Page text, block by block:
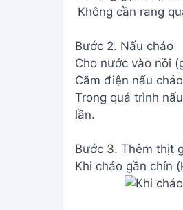
Bước 2. Nấu cháo
Cho nước vào nồi
Cắm điện nấu
Trong quá trình
lần.
Bước 3. Thêm thịt
Khi cháo gần chín